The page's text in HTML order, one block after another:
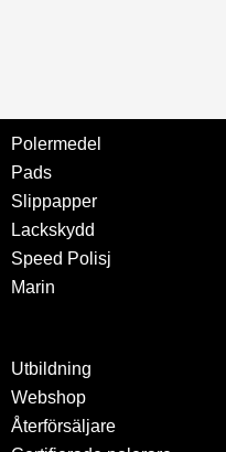
Polermedel
Pads
Slippapper
Lackskydd
Speed Polisj
Marin
Utbildning
Webshop
Återförsäljare